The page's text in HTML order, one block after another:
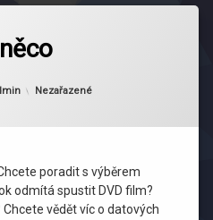
3.8.2015
Kategorie:
Nezařazené
poradit s výběrem
odmítá spustit DVD film?
vědět víc o datových